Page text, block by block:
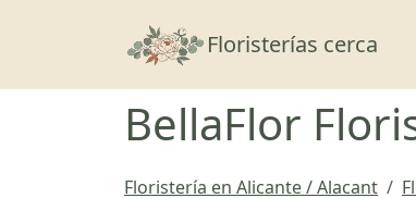
Floristerías cerca
BellaFlor
Floristería en Alicante / Alacant